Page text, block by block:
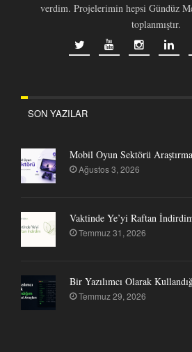
verdim. Projelerimin hepsi Gündüz
toplanmıştır.
SON YAZILAR
Mobil Oyun Sektörü
Ağustos 3, 2026
Vaktinde Ye’yi Raftan
Temmuz 31, 2026
Bir Yazılımcı Olarak
Temmuz 29, 2026